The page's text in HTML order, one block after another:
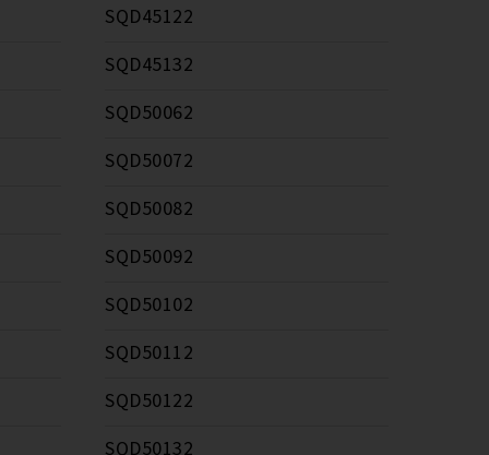
SQD45122
SQD45132
SQD50062
SQD50072
SQD50082
SQD50092
SQD50102
SQD50112
SQD50122
SQD50132